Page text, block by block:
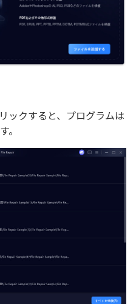
ックすると、プログラムは
。